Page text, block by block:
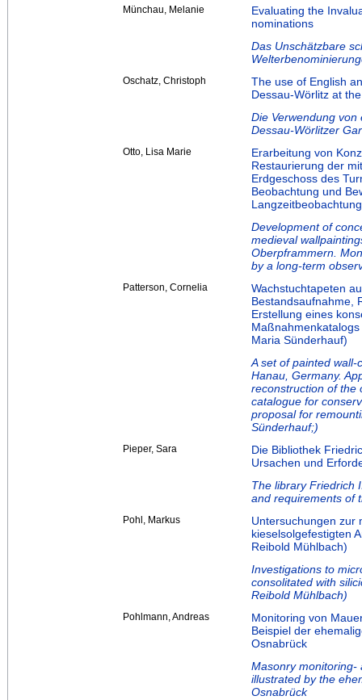
Münchau, Melanie
Evaluating the
nominations
Das Unschätzbare
Oschatz, Christoph
The use of English
Dessau-Wörlitz at
Die Verwendung
Dessau-Wörlitzer
Otto, Lisa Marie
Erarbeitung von
Restaurierung der
Erdgeschoss des
Beobachtung und
Development of
medieval
Oberpframmern.
by a long-term
Patterson, Cornelia
Wachstuchtapeten
Bestandsaufnahme,
Erstellung eines
Maria Sünderhauf)
A set of painted
Hanau, Germany.
reconstruction of the
catalogue for
proposal for
Sünderhauf;)
Pieper, Sara
Die Bibliothek
Ursachen und
The library Friedrich
and requirements of
Pohl, Markus
Untersuchungen zur
kieselsolgefestigten
Reibold Mühlbach)
Investigations to
consolitated with
Reibold Mühlbach)
Pohlmann, Andreas
Monitoring von
Beispiel der
Osnabrück
Masonry monitoring-
illustrated by the
Osnabrück